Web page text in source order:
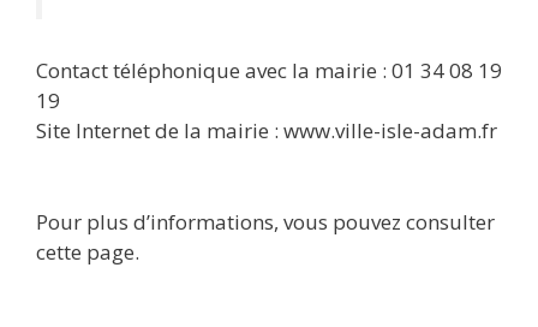
Contact téléphonique avec la mairie : 01 34 08 19
19
Site Internet de la mairie : www.ville-isle-adam.fr
Pour plus d’informations, vous pouvez consulter
cette page.